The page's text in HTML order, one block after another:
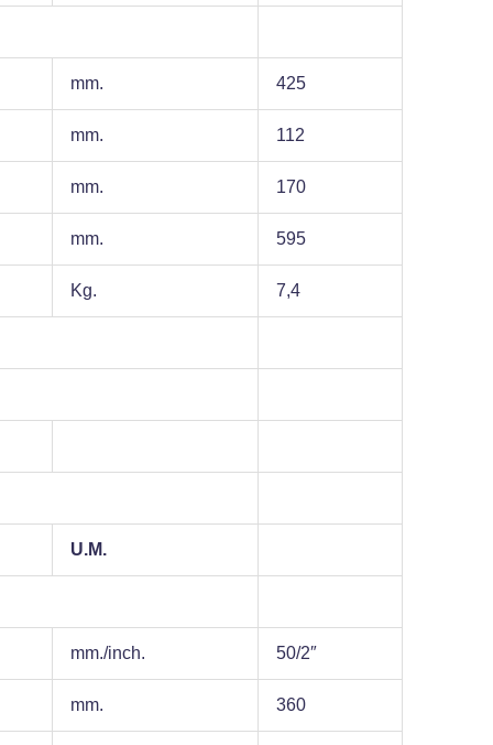
mm. 425
mm. 112
mm. 170
mm. 595
Kg. 7,4
U.M.
mm./inch. 50/2″
mm. 360